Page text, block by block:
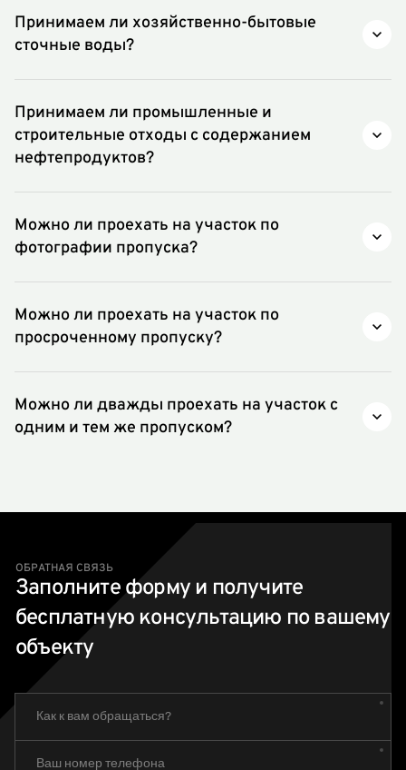
расчету и после заключения договора.
Принимаем ли хозяйственно-бытовые
сточные воды?
неприятным запахом.
Принимаем ли промышленные и
строительные отходы с содержанием
нефтепродуктов?
Можно ли проехать на участок по
фотографии пропуска?
бумажном носителе.
Можно ли проехать на участок по
просроченному пропуску?
действия.
Можно ли дважды проехать на участок с
одним и тем же пропуском?
ОБРАТНАЯ СВЯЗЬ
Заполните форму и получите
бесплатную консультацию по вашему
объекту
Как к вам обращаться?
Ваш номер телефона